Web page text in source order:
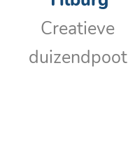
Creatieve
duizendpoot